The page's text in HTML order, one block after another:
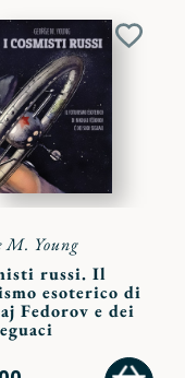
M. Young
russi. Il
esoterico di
Fedorov e dei